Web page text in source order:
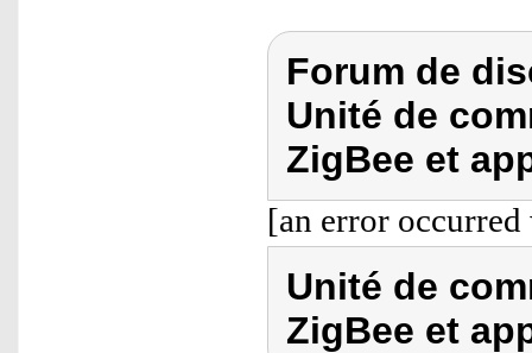
Forum de
Unité de
ZigBee et
[an error
Unité de
ZigBee et